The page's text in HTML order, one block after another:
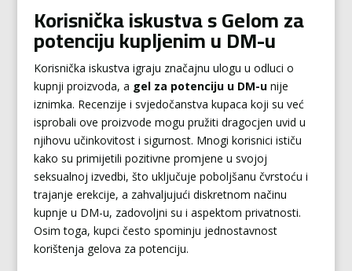
Korisnička iskustva s Gelom za
potenciju kupljenim u DM-u
Korisnička iskustva igraju značajnu ulogu u odluci o
kupnji proizvoda, a gel za potenciju u DM-unije
iznimka. Recenzije i svjedočanstva kupaca koji su već
isprobali ove proizvode mogu pružiti dragocjen uvid u
njihovu učinkovitost i sigurnost. Mnogi korisnici ističu
kako su primijetili pozitivne promjene u svojoj
seksualnoj izvedbi, što uključuje poboljšanu čvrstoću i
trajanje erekcije, a zahvaljujući diskretnom načinu
kupnje u DM-u, zadovoljni su i aspektom privatnosti.
Osim toga, kupci često spominju jednostavnost
korištenja gelova za potenciju.